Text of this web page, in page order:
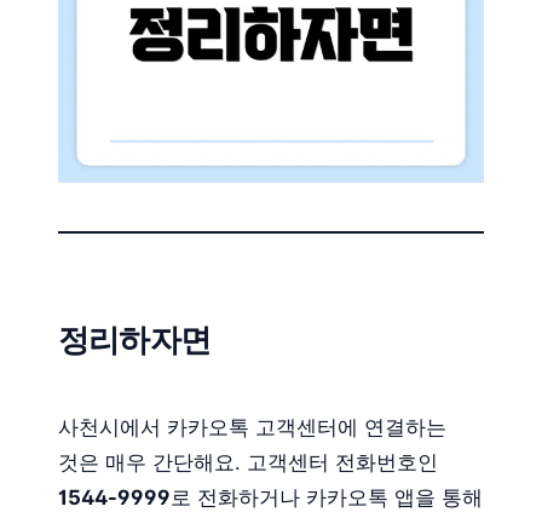
정리하자면
사천시에서 카카오톡 고객센터에 연결하는
것은 매우 간단해요. 고객센터 전화번호인
1544-9999 로 전화하거나 카카오톡 앱을 통해